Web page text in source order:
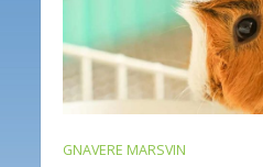
GNAVERE MARSVIN